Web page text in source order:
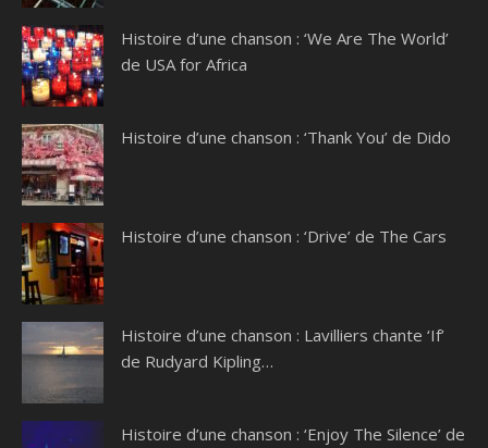
Histoire d’une chanson : ‘We Are The World’
de USA for Africa
Histoire d’une chanson : ‘Thank You’ de Dido
Histoire d’une chanson : ‘Drive’ de The Cars
Histoire d’une chanson : Lavilliers chante ‘If’
de Rudyard Kipling…
Histoire d’une chanson : ‘Enjoy The Silence’ de